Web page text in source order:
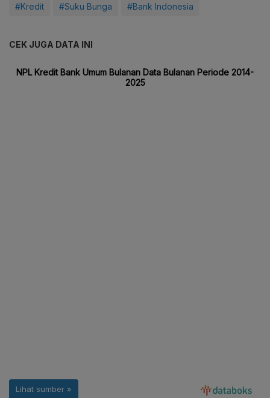
#Kredit #Suku Bunga #Bank Indonesia
CEK JUGA DATA INI